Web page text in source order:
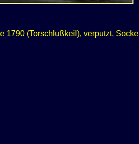
1790 (Torschlußkeil), verputzt, Sockel